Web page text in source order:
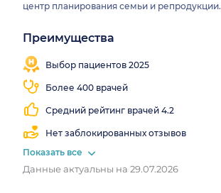
центр планирования семьи и репродукции.
Преимущества
Выбор пациентов 2025
Более 400 врачей
Средний рейтинг врачей 4.2
Нет заблокированных отзывов
специальностей
МРТ
Близко
метро
Показать все
Данные актуальны на 29.07.2026